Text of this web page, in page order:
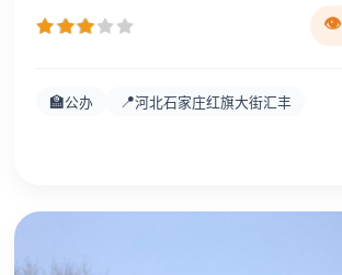
🏫公办 📍河北石家庄红旗大街汇丰